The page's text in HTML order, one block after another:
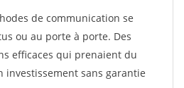
de communication se
ou au porte à porte. Des
efficaces qui prenaient du
investissement sans garantie